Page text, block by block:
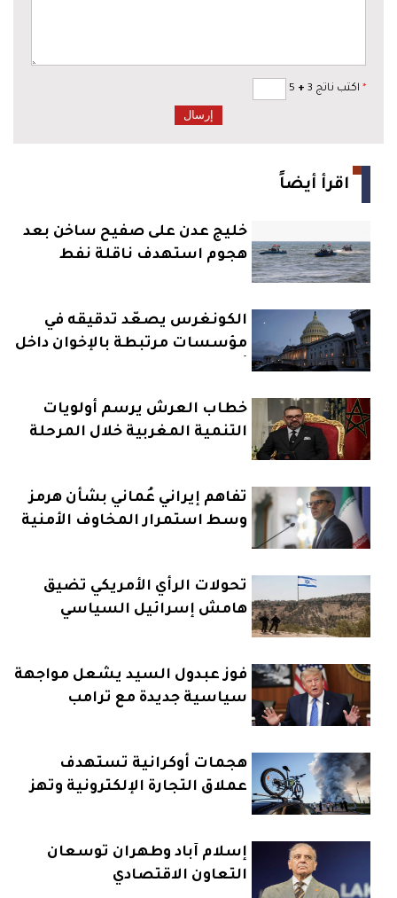
* اكتب ناتج 3 +
اقرأ أيضاً
خليج عدن على صفيح ساخن بعد
هجوم استهدف ناقلة نفط
الكونغرس يصعّد تدقيقه في
مؤسسات مرتبطة بالإخوان داخل
خطاب العرش يرسم أولويات
التنمية المغربية خلال المرحلة
تفاهم إيراني عُماني بشأن هرمز
وسط استمرار المخاوف الأمنية
تحولات الرأي الأمريكي تضيق
هامش إسرائيل السياسي
فوز عبدول السيد يشعل مواجهة
سياسية جديدة مع ترامب
هجمات أوكرانية تستهدف
عملاق التجارة الإلكترونية وتهز
إسلام آباد وطهران توسعان
التعاون الاقتصادي